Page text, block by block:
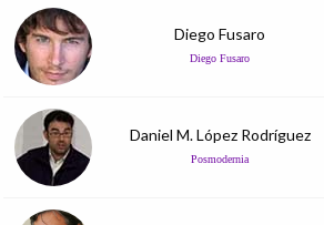
Diego Fusaro
Diego Fusaro
Daniel M. López Rodríguez
Posmodernia